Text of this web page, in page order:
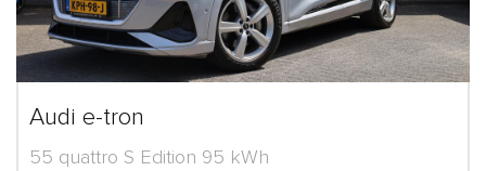
Audi e-tron
55 quattro S Edition 95 kWh